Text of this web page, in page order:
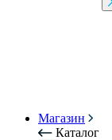
Магазин
Каталог